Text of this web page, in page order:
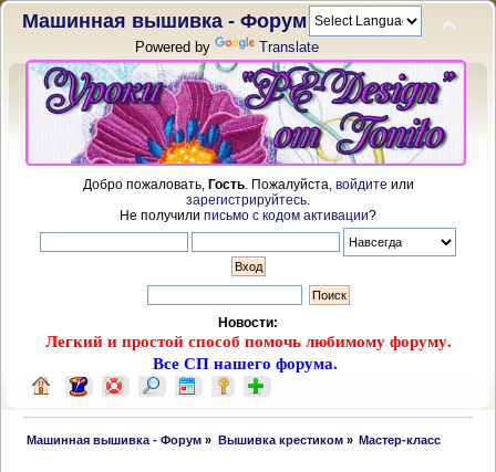
Машинная вышивка - Форум
Powered by Translate
Добро пожаловать, Гость. Пожалуйста, войдите или
зарегистрируйтесь
Не получили письмо с кодом активации?
Новости:
Легкий и простой способ помочь любимому форуму.
Все СП нашего форума.
Машинная вышивка - Форум » Вышивка крестиком» Мастер-класс